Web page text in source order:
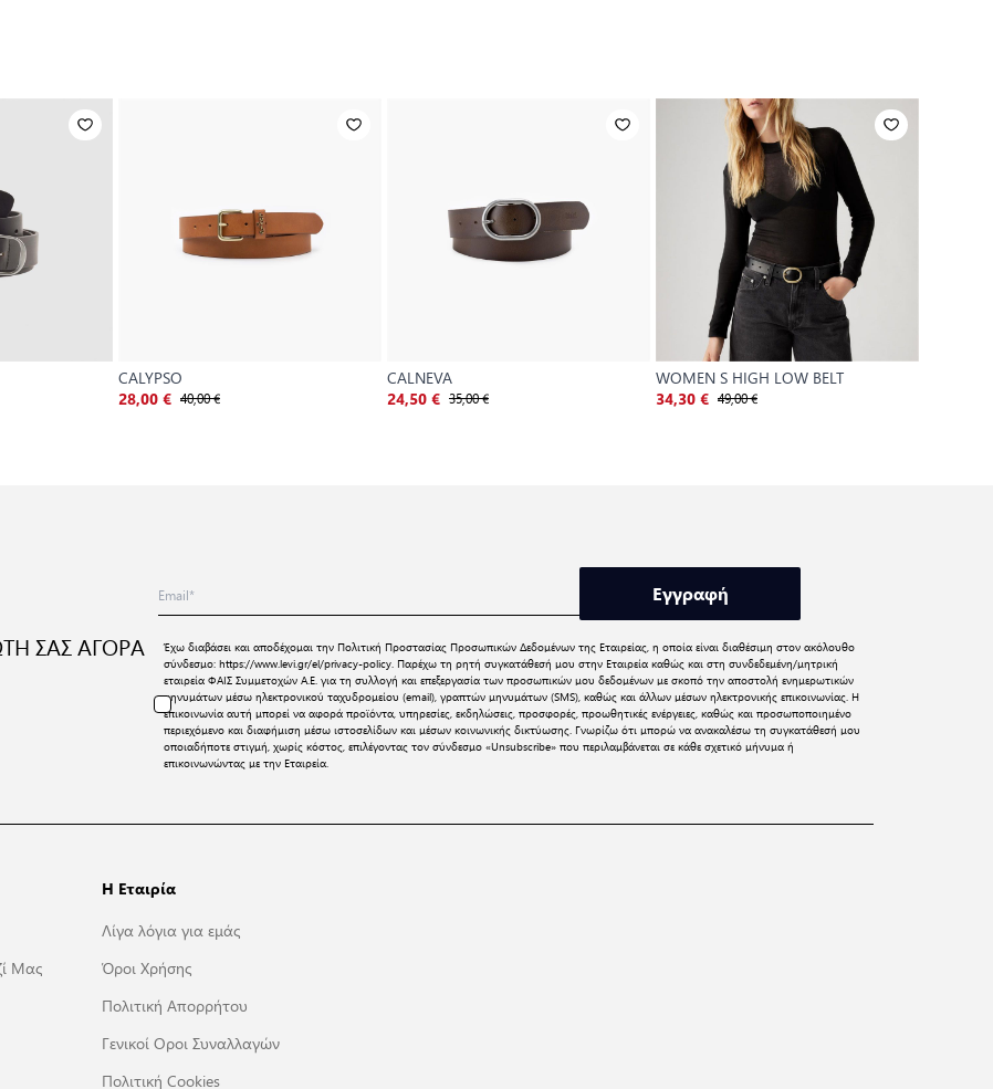
CALYPSO
28,00 € 40,00 €
CALNEVA
24,50 € 35,00 €
WOMEN S HIGH LOW BELT
34,30 € 49,00 €
ΣΑΣ ΑΓΟΡΑ
Εγγραφή
Έχω διαβάσει και αποδέχομαι την Πολιτική Προστασίας Προσωπικών Δεδομένωντης Εταιρείας, η οποία είναι διαθέσιμη στον ακόλουθο
σύνδεσμο:https://www.levi.gr/el/privacy-policy. Παρέχω τη ρητή συγκατάθεσή μου στην Εταιρεία καθώς και στη συνδεδεμένη/μητρική
εταιρεία ΦΑΙΣ Συμμετοχών Α.Ε. για τη συλλογή και επεξεργασία των προσωπικών μου δεδομένων με σκοπό την αποστολή ενημερωτικών
μηνυμάτων μέσω ηλεκτρονικού ταχυδρομείου (email), γραπτών μηνυμάτων (SMS), καθώς και άλλων μέσων ηλεκτρονικής επικοινωνίας. Η
επικοινωνία αυτή μπορεί να αφορά προϊόντα, υπηρεσίες, εκδηλώσεις, προσφορές, προωθητικές ενέργειες, καθώς και προσωποποιημένο
περιεχόμενο και διαφήμιση μέσω ιστοσελίδων και μέσων κοινωνικής δικτύωσης. Γνωρίζω ότι μπορώ να ανακαλέσω τη συγκατάθεσή μου
οποιαδήποτε στιγμή, χωρίς κόστος, επιλέγοντας τον σύνδεσμο «Unsubscribe» που περιλαμβάνεται σε κάθε σχετικό μήνυμα ή
επικοινωνώντας με την Εταιρεία.
Μας
Η Εταιρία
Λίγα λόγια για εμάς
Όροι Χρήσης
Πολιτική Απορρήτου
Γενικοί Οροι Συναλλαγών
Πολιτική Cookies